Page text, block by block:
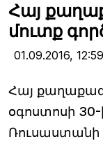
Հայ
մուտք
01.09.2016, 12:59
Հայ
օգոստոսի 30-
Ռուսաստանի